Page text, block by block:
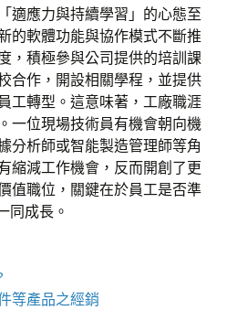
適應力與持續學習」的心態至
的軟體功能與協作模式不斷推
，積極參與公司提供的培訓課
合作，開設相關學程，並提供
工轉型。這意味著，工廠職涯
一位現場技術員有機會朝向機
分析師或智能製造管理師等角
縮減工作機會，反而開創了更
值職位，關鍵在於員工是否準
同成長。
等產品之經銷